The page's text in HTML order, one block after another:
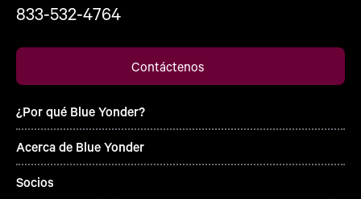
833-532-4764
Contáctenos
¿Por qué Blue Yonder?
Acerca de Blue Yonder
Socios